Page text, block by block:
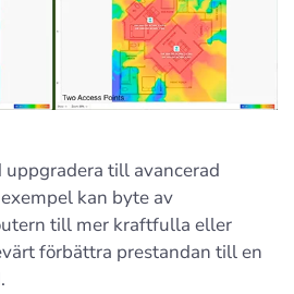
till avancerad
kan byte av
till mer kraftfulla eller
förbättra prestandan till en